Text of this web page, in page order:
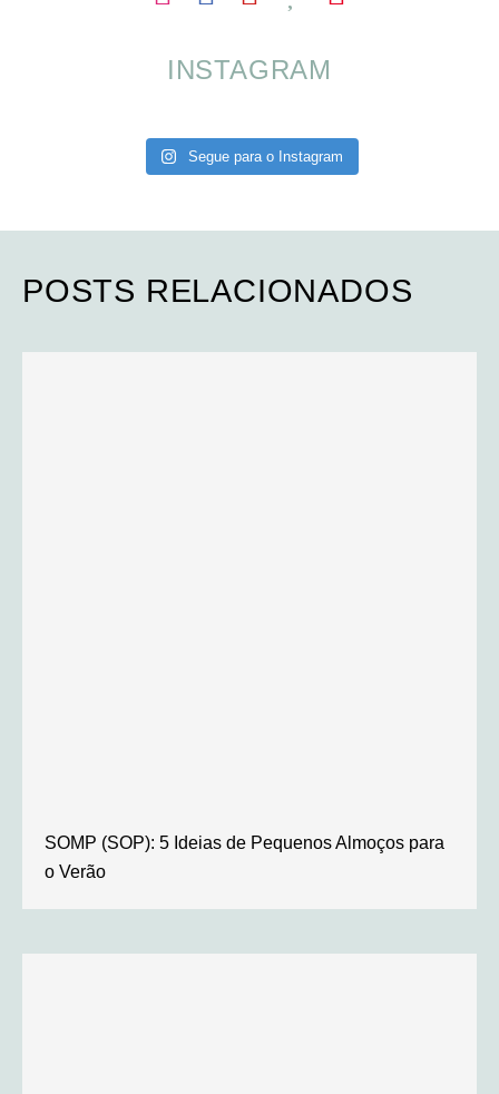
INSTAGRAM
Segue para o Instagram
POSTS RELACIONADOS
SOMP (SOP): 5 Ideias de Pequenos Almoços para
o Verão